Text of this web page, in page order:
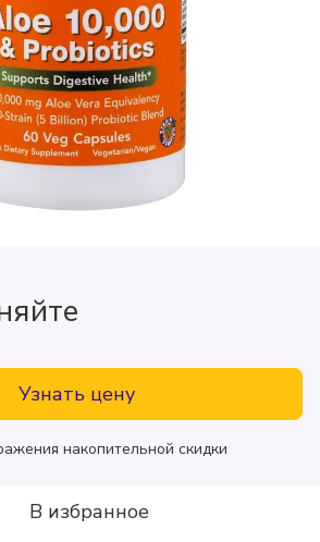
Узнать цену
накопительной скидки
В избранное